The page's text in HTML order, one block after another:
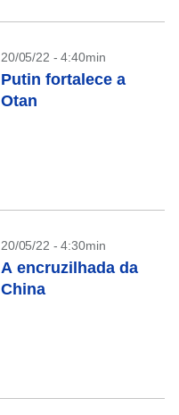
20/05/22 - 4:40min
Putin fortalece a
Otan
20/05/22 - 4:30min
A encruzilhada da
China